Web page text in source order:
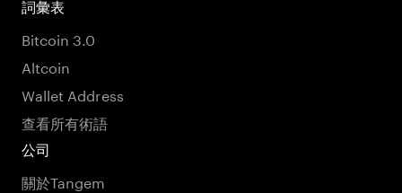
詞彙表
Bitcoin 3.0
Altcoin
Wallet Address
查看所有術語
公司
關於Tangem